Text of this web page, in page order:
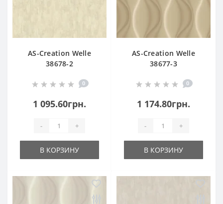
AS-Creation Welle
38678-2
0
1 095.60грн.
- +
В КОРЗИНУ
AS-Creation Welle
38677-3
0
1 174.80грн.
- +
В КОРЗИНУ